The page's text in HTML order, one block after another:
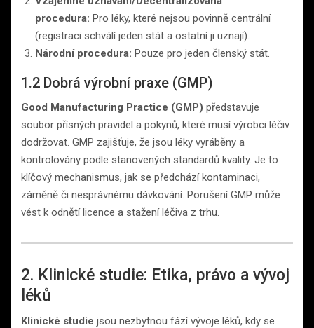
procedura: Pro léky, které nejsou povinně centrální
(registraci schválí jeden stát a ostatní ji uznají).
Národní procedura: Pouze pro jeden členský stát.
1.2 Dobrá výrobní praxe (GMP)
Good Manufacturing Practice (GMP) představuje
soubor přísných pravidel a pokynů, které musí výrobci léčiv
dodržovat. GMP zajišťuje, že jsou léky vyráběny a
kontrolovány podle stanovených standardů kvality. Je to
klíčový mechanismus, jak se předchází kontaminaci,
záměně či nesprávnému dávkování. Porušení GMP může
vést k odnětí licence a stažení léčiva z trhu.
2. Klinické studie: Etika, právo a vývoj
léků
Klinické studie jsou nezbytnou fází vývoje léků, kdy se